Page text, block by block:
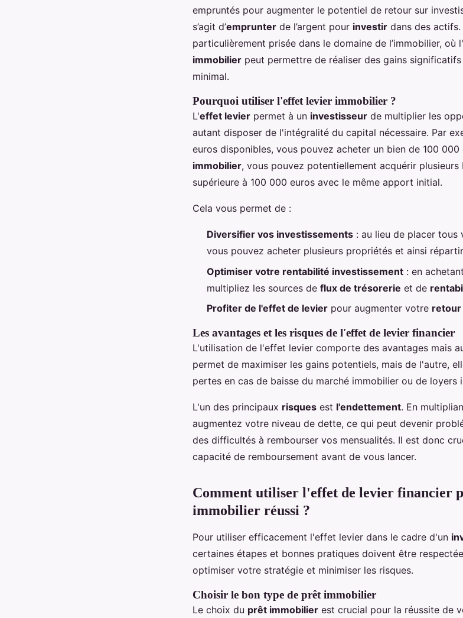
empruntés pour augmenter le potentiel de retour sur
s’agit d’emprunter de l’argent pour investir dans des
particulièrement prisée dans le domaine de l’immobilier, où
immobilier peut permettre de réaliser des gains
minimal.
Pourquoi utiliser l'effet levier immobilier ?
L'effet levier permet à un investisseur de multiplier les
autant disposer de l'intégralité du capital nécessaire. Par
euros disponibles, vous pouvez acheter un bien de 100 000
immobilier, vous pouvez potentiellement acquérir
supérieure à 100 000 euros avec le même apport initial.
Cela vous permet de :
Diversifier vos investissements : au lieu de placer tous
vous pouvez acheter plusieurs propriétés et ainsi
Optimiser votre rentabilité investissement : en
multipliez les sources de flux de trésorerie et de
Profiter de l'effet de levier pour augmenter votre retour
Les avantages et les risques de l'effet de levier financier
L'utilisation de l'effet levier comporte des avantages mais
permet de maximiser les gains potentiels, mais de l'autre,
pertes en cas de baisse du marché immobilier ou de loyers
L'un des principaux risques est l'endettement. En
augmentez votre niveau de dette, ce qui peut devenir
des difficultés à rembourser vos mensualités. Il est donc
capacité de remboursement avant de vous lancer.
Comment utiliser l'effet de levier financier
immobilier réussi ?
Pour utiliser efficacement l'effet levier dans le cadre d'un
certaines étapes et bonnes pratiques doivent être
optimiser votre stratégie et minimiser les risques.
Choisir le bon type de prêt immobilier
Le choix du prêt immobilier est crucial pour la réussite de